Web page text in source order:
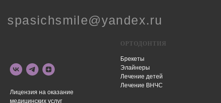
Лицензия на оказание
медицинских услуг
ОРТОДОНТИЯ
Брекеты
Элайнеры
Лечение детей
Лечение ВНЧС